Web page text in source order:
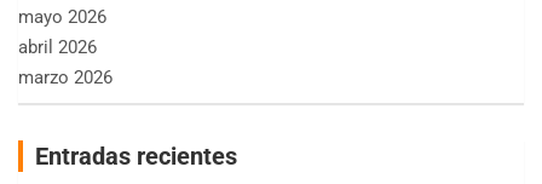
mayo 2026
abril 2026
marzo 2026
Entradas recientes